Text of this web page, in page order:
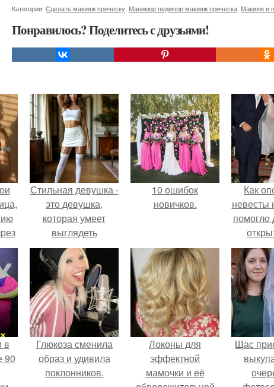
Категории: Сделать макияж прическу Маникюр педикюр макияж прическа Макияж и
Понравилось? Поделитесь с друзьями!
Стильная девушка -
это девушка,
которая умеет
выглядеть
привлекательно и
элегантно в любои
ситуации.
10 ошибок
новичков.
Как
невесты
помогло
в
90
Глюкоза сменила
образ и удивила
поклонников.
Локоны для
эффектной
мамочки и её
Щас